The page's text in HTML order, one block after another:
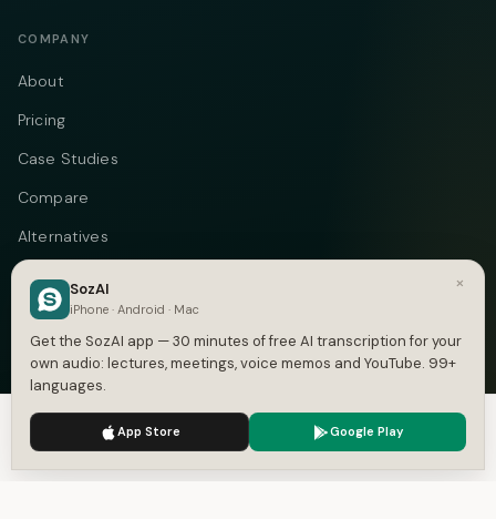
COMPANY
About
Pricing
Case Studies
Compare
Alternatives
Contact
Blog
Privacy
Terms
We use cookies to enhance your experience.
×
SozAI
iPhone · Android · Mac
Get the SozAI app — 30 minutes of free AI transcription for your
own audio: lectures, meetings, voice memos and YouTube. 99+
languages.
App Store Google Play